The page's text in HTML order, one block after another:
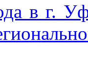
в г.